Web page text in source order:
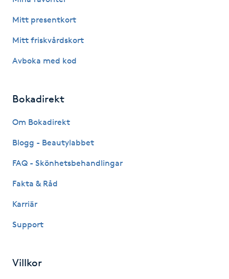
Hypnos
Hårborttagning
Hårvård
Hälsprickor
IPL
Mitt presentkort
Mitt friskvårdskort
Avboka med kod
Bokadirekt
Om Bokadirekt
Blogg - Beautylabbet
FAQ - Skönhetsbehandlingar
Fakta & Råd
Karriär
Support
Villkor